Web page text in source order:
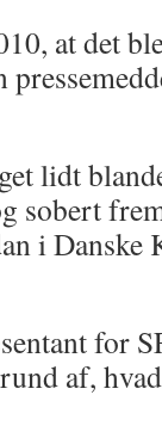
at det
lidt
sobert
i
for
af,